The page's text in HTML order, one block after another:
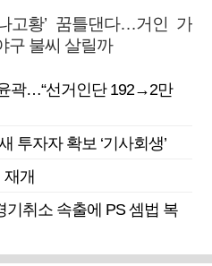
고황’ 꿈틀댄다…거인 가
구 불씨 살릴까
곽…“선거인단 192→2만
투자자 확보 ‘기사회생’
개
취소 속출에 PS 셈법 복